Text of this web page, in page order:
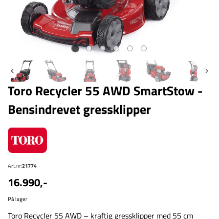
Toro Recycler 55 AWD SmartStow -
Bensindrevet gressklipper
Art.nr:21774
16.990,-
På lager
Toro Recycler 55 AWD – kraftig gressklipper med 55 cm